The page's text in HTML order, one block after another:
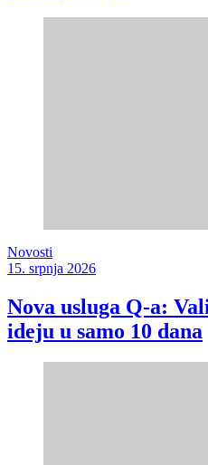
Novosti
15. srpnja 2026
Nova usluga Q-a:
ideju u samo 10 dana